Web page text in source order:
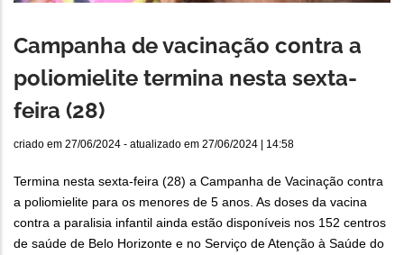
Campanha de vacinação contra a
poliomielite termina nesta sexta-
feira (28)
criado em 27/06/2024 - atualizado em 27/06/2024 | 14:58
Termina nesta sexta-feira (28) a Campanha de Vacinação contra
a poliomielite para os menores de 5 anos. As doses da vacina
contra a paralisia infantil ainda estão disponíveis nos 152 centros
de saúde de Belo Horizonte e no Serviço de Atenção à Saúde do